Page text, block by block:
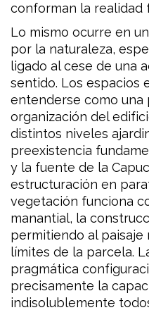
conforman la realidad
Lo mismo ocurre en
por la naturaleza,
ligado al cese de una
sentido. Los espacios
entenderse como una
organización del
distintos niveles
preexistencia
y la fuente de la
estructuración en
vegetación funciona
manantial, la
permitiendo al
límites de la parcela.
pragmática
precisamente la
indisolublemente